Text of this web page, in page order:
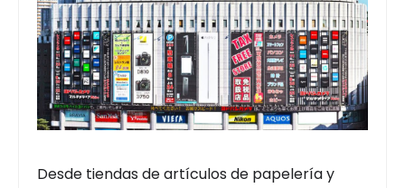
Desde tiendas de artículos de papelería y